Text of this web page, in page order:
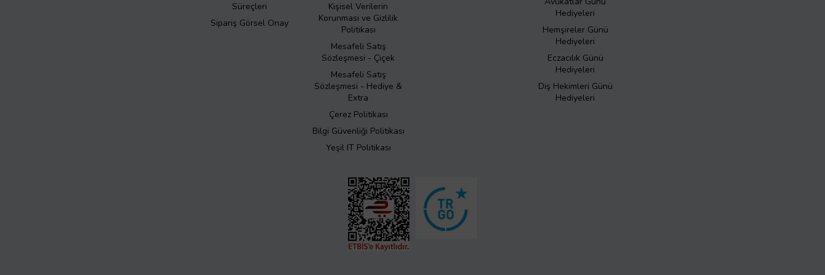
Süreçleri
Sipariş Görsel Onay
Kişisel Verilerin
Korunması ve Gizlilik
Politikası
Mesafeli Satış
Sözleşmesi - Çiçek
Mesafeli Satış
Sözleşmesi - Hediye &
Extra
Çerez Politikası
Bilgi Güvenliği Politikası
Yeşil IT Politikası
Hediyeleri
Hemşireler Günü
Hediyeleri
Eczacılık Günü
Hediyeleri
Diş Hekimleri Günü
Hediyeleri